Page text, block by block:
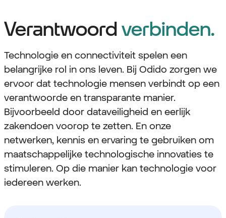
Verantwoordverbinden.
Technologie en connectiviteit spelen een
belangrijke rol in ons leven. Bij Odido zorgen we
ervoor dat technologie mensen verbindt op een
verantwoorde en transparante manier.
Bijvoorbeeld door dataveiligheid en eerlijk
zakendoen voorop te zetten. En onze
netwerken, kennis en ervaring te gebruiken om
maatschappelijke technologische innovaties te
stimuleren. Op die manier kan technologie voor
iedereen werken.